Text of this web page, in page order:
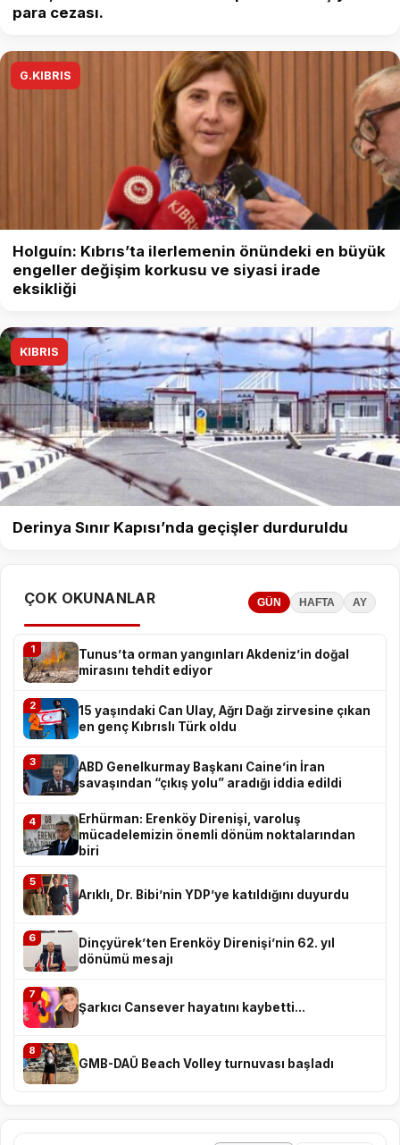
para cezası.
G.KIBRIS
Holguín: Kıbrıs’ta ilerlemenin önündeki en büyük
engeller değişim korkusu ve siyasi irade
eksikliği
KIBRIS
Derinya Sınır Kapısı’nda geçişler durduruldu
ÇOK OKUNANLAR GÜN HAFTA AY
1
Tunus’ta orman yangınları Akdeniz’in doğal
mirasını tehdit ediyor
2
15 yaşındaki Can Ulay, Ağrı Dağı zirvesine çıkan
en genç Kıbrıslı Türk oldu
3
ABD Genelkurmay Başkanı Caine’in İran
savaşından “çıkış yolu” aradığı iddia edildi
4
Erhürman: Erenköy Direnişi, varoluş
mücadelemizin önemli dönüm noktalarından
biri
5
Arıklı, Dr. Bibi’nin YDP’ye katıldığını duyurdu
6
Dinçyürek’ten Erenköy Direnişi’nin 62. yıl
dönümü mesajı
7
Şarkıcı Cansever hayatını kaybetti...
8
GMB-DAÜ Beach Volley turnuvası başladı